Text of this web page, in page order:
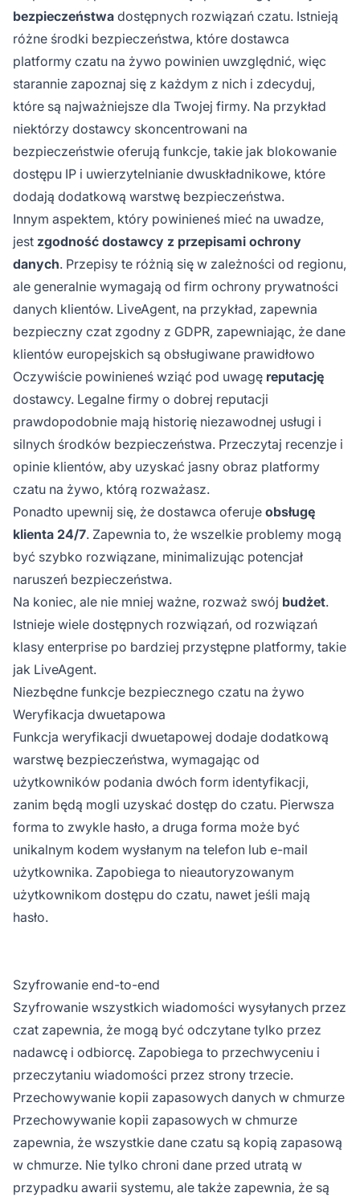
bezpieczeństwa dostępnych rozwiązań czatu. Istnieją
różne środki bezpieczeństwa, które dostawca
platformy czatu na żywo powinien uwzględnić, więc
starannie zapoznaj się z każdym z nich i zdecyduj,
które są najważniejsze dla Twojej firmy. Na przykład
niektórzy dostawcy skoncentrowani na
bezpieczeństwie oferują funkcje, takie jak blokowanie
dostępu IP i uwierzytelnianie dwuskładnikowe, które
dodają dodatkową warstwę bezpieczeństwa.
Innym aspektem, który powinieneś mieć na uwadze,
jest zgodność dostawcy z przepisami ochrony
danych. Przepisy te różnią się w zależności od regionu,
ale generalnie wymagają od firm ochrony prywatności
danych klientów. LiveAgent, na przykład, zapewnia
bezpieczny czat zgodny z GDPR, zapewniając, że dane
klientów europejskich są obsługiwane prawidłowo
Oczywiście powinieneś wziąć pod uwagę reputację
dostawcy. Legalne firmy o dobrej reputacji
prawdopodobnie mają historię niezawodnej usługi i
silnych środków bezpieczeństwa. Przeczytaj recenzje i
opinie klientów, aby uzyskać jasny obraz platformy
czatu na żywo, którą rozważasz.
Ponadto upewnij się, że dostawca oferuje obsługę
klienta 24/7. Zapewnia to, że wszelkie problemy mogą
być szybko rozwiązane, minimalizując potencjał
naruszeń bezpieczeństwa.
Na koniec, ale nie mniej ważne, rozważ swój budżet.
Istnieje wiele dostępnych rozwiązań, od rozwiązań
klasy enterprise po bardziej przystępne platformy, takie
jak LiveAgent.
Niezbędne funkcje bezpiecznego czatu na żywo
Weryfikacja dwuetapowa
Funkcja weryfikacji dwuetapowej dodaje dodatkową
warstwę bezpieczeństwa, wymagając od
użytkowników podania dwóch form identyfikacji,
zanim będą mogli uzyskać dostęp do czatu. Pierwsza
forma to zwykle hasło, a druga forma może być
unikalnym kodem wysłanym na telefon lub e-mail
użytkownika. Zapobiega to nieautoryzowanym
użytkownikom dostępu do czatu, nawet jeśli mają
hasło.
Szyfrowanie end-to-end
Szyfrowanie wszystkich wiadomości wysyłanych przez
czat zapewnia, że mogą być odczytane tylko przez
nadawcę i odbiorcę. Zapobiega to przechwyceniu i
przeczytaniu wiadomości przez strony trzecie.
Przechowywanie kopii zapasowych danych w chmurze
Przechowywanie kopii zapasowych w chmurze
zapewnia, że wszystkie dane czatu są kopią zapasową
w chmurze. Nie tylko chroni dane przed utratą w
przypadku awarii systemu, ale także zapewnia, że są